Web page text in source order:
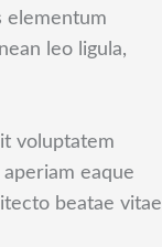
elementum
leo ligula,
voluptatem
eaque
beatae vitae